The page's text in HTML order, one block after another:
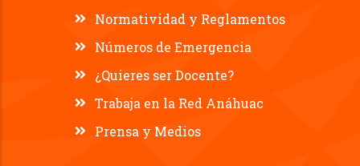
Normatividad y Reglamentos
Números de Emergencia
¿Quieres ser Docente?
Trabaja en la Red Anáhuac
Prensa y Medios